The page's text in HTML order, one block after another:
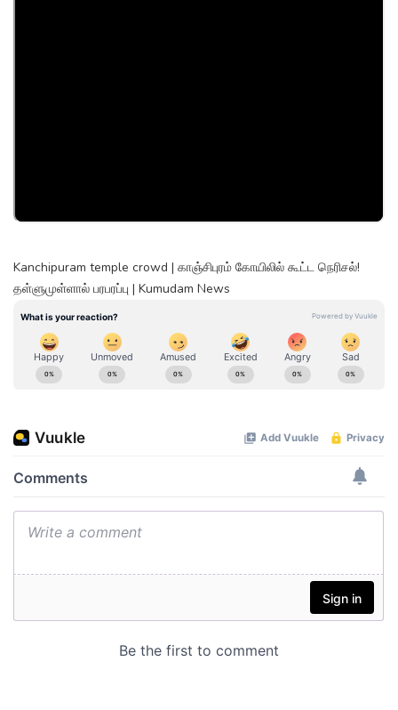
Kanchipuram temple crowd | காஞ்சிபுரம் கோயிலில் கூட்ட நெரிசல்!
தள்ளுமுள்ளால் பரபரப்பு | Kumudam News